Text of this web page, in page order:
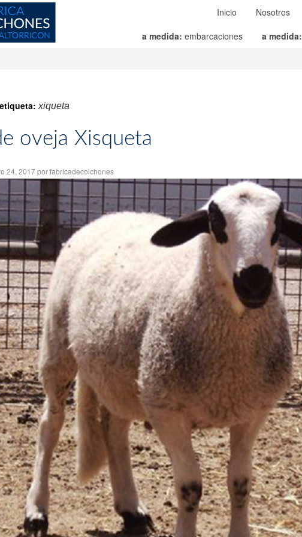
Inicio Nosotros
a medida: embarcaciones a medida:
xiqueta
oveja Xisqueta
24, 2017porfabricadecolchones